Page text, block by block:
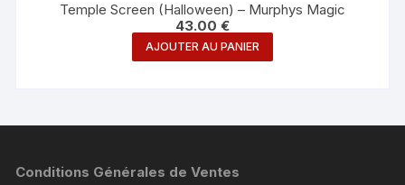
Temple Screen (Halloween) – Murphys Magic
43.00 €
AJOUTER AU PANIER
Conditions Générales de Ventes